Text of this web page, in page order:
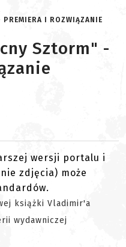
I ROZWIĄZANIE
Sztorm" -
wersji portalu i
zdjęcia) może
książki Vladimir'a
wydawniczej